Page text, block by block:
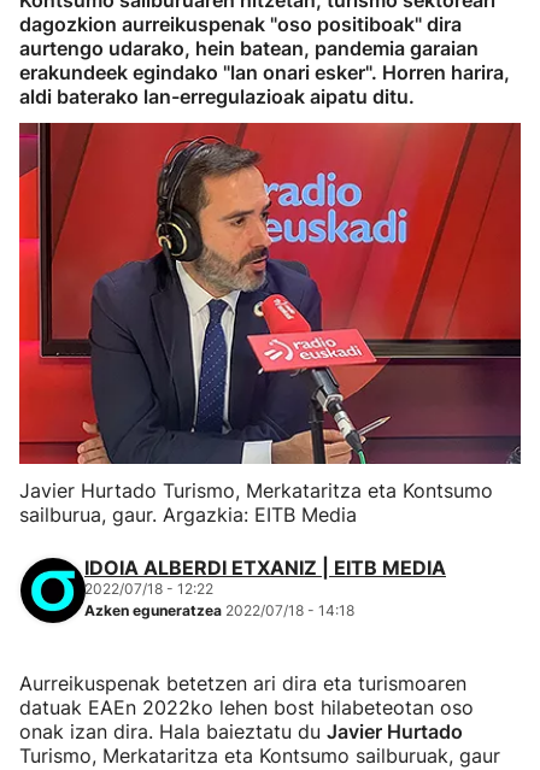
dagozkion aurreikuspenak "oso positiboak" dira
aurtengo udarako, hein batean, pandemia garaian
erakundeek egindako "lan onari esker". Horren harira,
aldi baterako lan-erregulazioak aipatu ditu.
Javier Hurtado Turismo, Merkataritza eta Kontsumo
sailburua, gaur. Argazkia: EITB Media
IDOIA ALBERDI ETXANIZ | EITB MEDIA
2022/07/18 - 12:22
Azken eguneratzea 2022/07/18 - 14:18
Aurreikuspenak betetzen ari dira eta turismoaren
datuak EAEn 2022ko lehen bost hilabeteotan oso
onak izan dira. Hala baieztatu du Javier Hurtado
Turismo, Merkataritza eta Kontsumo sailburuak, gaur